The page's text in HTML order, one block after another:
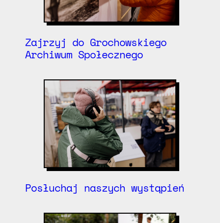
Zajrzyj do Grochowskiego
Archiwum Społecznego
Posłuchaj naszych wystąpień